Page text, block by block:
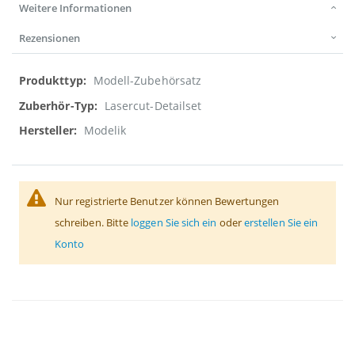
Weitere Informationen
Rezensionen
Weitere
Informationen
Modell-Zubehörsatz
Lasercut-Detailset
Modelik
Nur registrierte Benutzer können Bewertungen
schreiben. Bitte loggen Sie sich ein odererstellen Sie ein
Konto